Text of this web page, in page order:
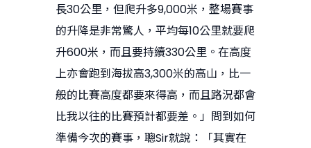
長30公里，但爬升多9,000米，整場賽事
的升降是非常驚人，平均每10公里就要爬
升600米，而且要持續330公里。在高度
上亦會跑到海拔高3,300米的高山，比一
般的比賽高度都要來得高，而且路況都會
比我以往的比賽預計都要差。」問到如何
準備今次的賽事，聰Sir就說：「其實在